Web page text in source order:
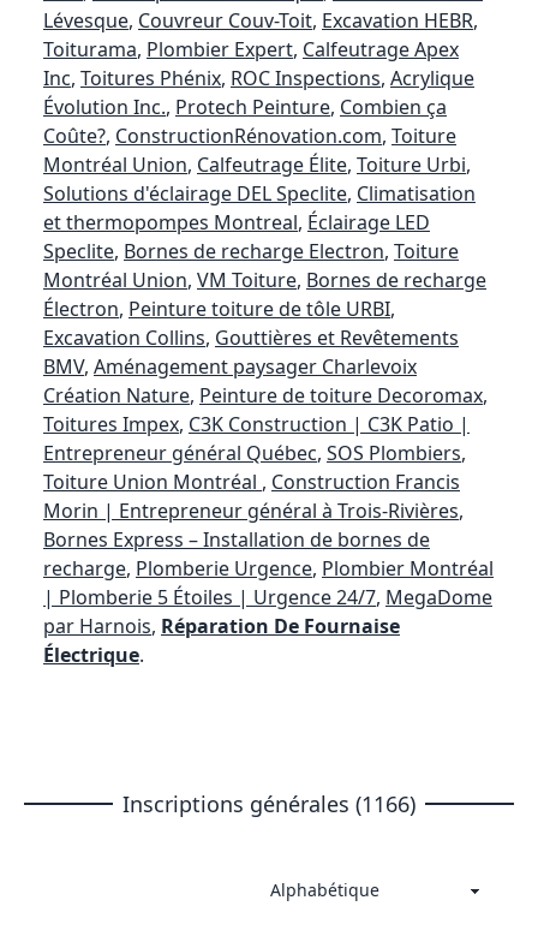
Lévesque, Couvreur Couv-Toit, Excavation HEBR,
Toiturama, Plombier Expert, Calfeutrage Apex
Inc, Toitures Phénix, ROC Inspections, Acrylique
Évolution Inc., Protech Peinture, Combien ça
Coûte?, ConstructionRénovation.com, Toiture
Montréal Union, Calfeutrage Élite, Toiture Urbi,
Solutions d'éclairage DEL Speclite, Climatisation
et thermopompes Montreal, Éclairage LED
Speclite, Bornes de recharge Electron, Toiture
Montréal Union, VM Toiture, Bornes de recharge
Électron, Peinture toiture de tôle URBI,
Excavation Collins, Gouttières et Revêtements
BMV, Aménagement paysager Charlevoix
Création Nature, Peinture de toiture Decoromax,
Toitures Impex, C3K Construction | C3K Patio |
Entrepreneur général Québec, SOS Plombiers,
Toiture Union Montréal , Construction Francis
Morin | Entrepreneur général à Trois-Rivières,
Bornes Express – Installation de bornes de
recharge, Plomberie Urgence, Plombier Montréal
| Plomberie 5 Étoiles | Urgence 24/7, MegaDome
par Harnois, Réparation De Fournaise
Électrique.
Inscriptions générales (1166)